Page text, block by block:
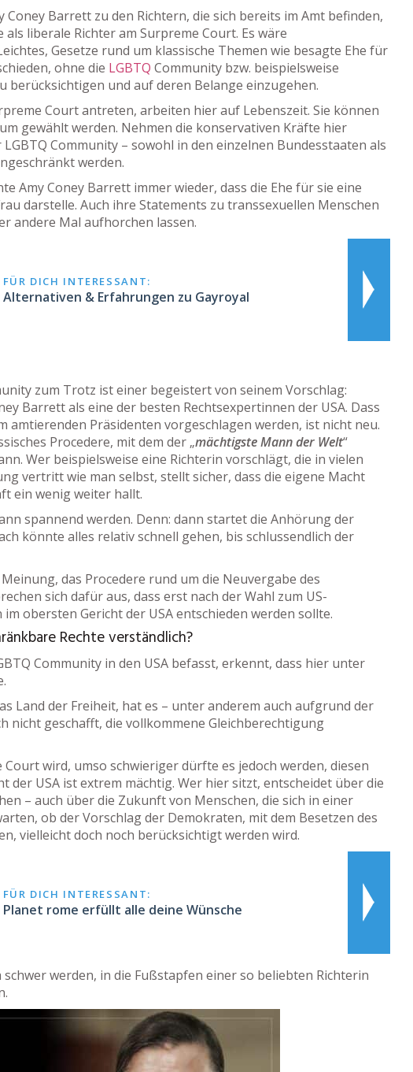
Barrett zu den Richtern, die sich bereits im Amt befinden,
liberale Richter am Surpreme Court. Es wäre
Gesetze rund um klassische Themen wie besagte Ehe für
ohne die LGBTQ Community bzw. beispielsweise
berücksichtigen und auf deren Belange einzugehen.
Court antreten, arbeiten hier auf Lebenszeit. Sie können
gewählt werden. Nehmen die konservativen Kräfte hier
Community – sowohl in den einzelnen Bundesstaaten als
werden.
Amy Coney Barrett immer wieder, dass die Ehe für sie eine
darstelle. Auch ihre Statements zu transsexuellen Menschen
andere Mal aufhorchen lassen.
FÜR DICH INTERESSANT:
Alternativen & Erfahrungen zu Gayroyal
zum Trotz ist einer begeistert von seinem Vorschlag:
Barrett als eine der besten Rechtsexpertinnen der USA. Dass
amtierenden Präsidenten vorgeschlagen werden, ist nicht neu.
Procedere, mit dem der „mächtigste Mann der Welt“
Wer beispielsweise eine Richterin vorschlägt, die in vielen
vertritt wie man selbst, stellt sicher, dass die eigene Macht
ein wenig weiter hallt.
spannend werden. Denn: dann startet die Anhörung der
könnte alles relativ schnell gehen, bis schlussendlich der
das Procedere rund um die Neuvergabe des
sich dafür aus, dass erst nach der Wahl zum US-
obersten Gericht der USA entschieden werden sollte.
Rechte verständlich?
Community in den USA befasst, erkennt, dass hier unter
Land der Freiheit, hat es – unter anderem auch aufgrund der
nicht geschafft, die vollkommene Gleichberechtigung
wird, umso schwieriger dürfte es jedoch werden, diesen
der USA ist extrem mächtig. Wer hier sitzt, entscheidet über die
– auch über die Zukunft von Menschen, die sich in einer
ob der Vorschlag der Demokraten, mit dem Besetzen des
vielleicht doch noch berücksichtigt werden wird.
FÜR DICH INTERESSANT:
Planet rome erfüllt alle deine Wünsche
schwer werden, in die Fußstapfen einer so beliebten Richterin